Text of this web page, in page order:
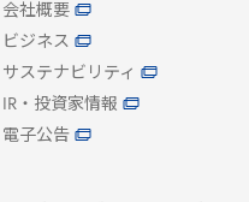
会社概要
ビジネス
サステナビリティ
IR・投資家情報
電子公告